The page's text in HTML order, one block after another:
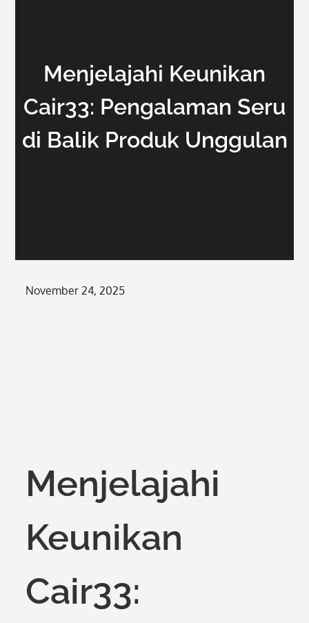
Menjelajahi Keunikan
Cair33: Pengalaman Seru
di Balik Produk Unggulan
Posted
November 24, 2025
Menjelajahi
Keunikan
Cair33: